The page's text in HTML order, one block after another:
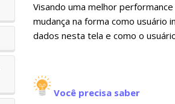
Visando uma melhor
mudança na forma como usuário
dados nesta tela e como o
Você precisa saber